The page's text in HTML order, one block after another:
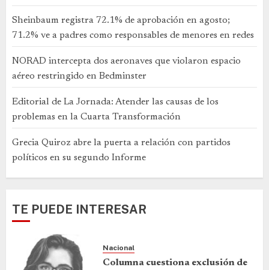
Sheinbaum registra 72.1% de aprobación en agosto;
71.2% ve a padres como responsables de menores en redes
NORAD intercepta dos aeronaves que violaron espacio
aéreo restringido en Bedminster
Editorial de La Jornada: Atender las causas de los
problemas en la Cuarta Transformación
Grecia Quiroz abre la puerta a relación con partidos
políticos en su segundo Informe
TE PUEDE INTERESAR
Nacional
Columna cuestiona exclusión de